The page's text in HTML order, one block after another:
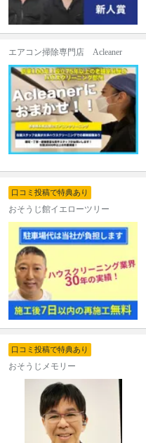
エアコン掃除専門店 Acleaner
口コミ投稿で特典あり
おそうじ館イエローツリー
口コミ投稿で特典あり
おそうじメモリー